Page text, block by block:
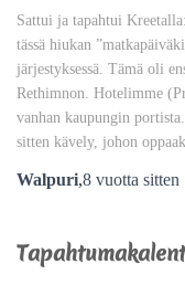
Sattui ja tapahtui
tässä hiukan
järjestyksessä. Tämä oli
Rethimnon. Hotelimme
vanhan kaupungin
sitten kävely, johon
Walpuri,8 vuotta sitten